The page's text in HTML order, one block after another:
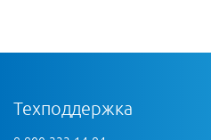
Техподдержка